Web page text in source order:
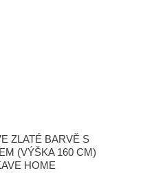
ZLATÉ BARVĚ S
(VÝŠKA 160 CM)
HOME